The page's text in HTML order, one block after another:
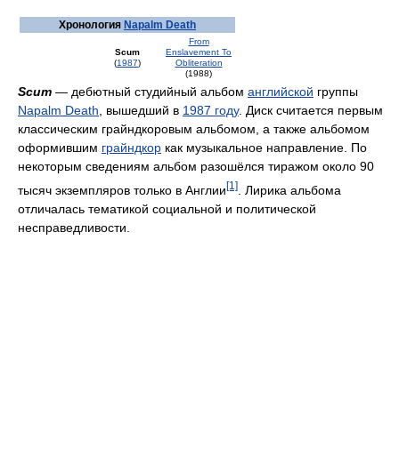
Хронология Napalm Death
Scum
(1987)
From
Enslavement To
Obliteration
(1988)
Scum — дебютный студийный альбом английской группы
Napalm Death , вышедший в 1987 году. Диск считается первым
классическим грайндкоровым альбомом, а также альбомом
оформившим грайндкор как музыкальное направление. По
некоторым сведениям альбом разошёлся тиражом около 90
тысяч экземпляров только в Англии[1]
. Лирика альбома
отличалась тематикой социальной и политической
несправедливости.